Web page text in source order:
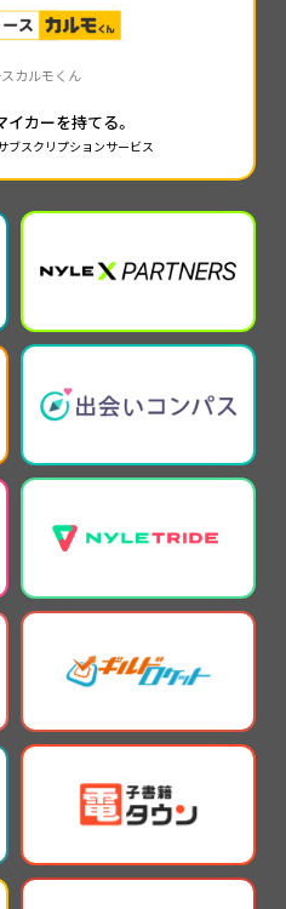
カルモくん
カーを持てる。
ブスクリプションサービス